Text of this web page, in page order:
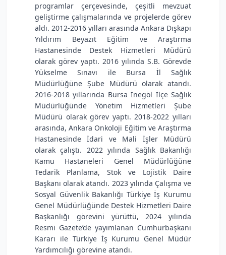
programlar çerçevesinde, çeşitli mevzuat
geliştirme çalışmalarında ve projelerde görev
aldı. 2012-2016 yılları arasında Ankara Dışkapı
Yıldırım Beyazıt Eğitim ve Araştırma
Hastanesinde Destek Hizmetleri Müdürü
olarak görev yaptı. 2016 yılında S.B. Görevde
Yükselme Sınavı ile Bursa İl Sağlık
Müdürlüğüne Şube Müdürü olarak atandı.
2016-2018 yıllarında Bursa İnegöl İlçe Sağlık
Müdürlüğünde Yönetim Hizmetleri Şube
Müdürü olarak görev yaptı. 2018-2022 yılları
arasında, Ankara Onkoloji Eğitim ve Araştırma
Hastanesinde İdari ve Mali İşler Müdürü
olarak çalıştı. 2022 yılında Sağlık Bakanlığı
Kamu Hastaneleri Genel Müdürlüğüne
Tedarik Planlama, Stok ve Lojistik Daire
Başkanı olarak atandı. 2023 yılında Çalışma ve
Sosyal Güvenlik Bakanlığı Türkiye İş Kurumu
Genel Müdürlüğünde Destek Hizmetleri Daire
Başkanlığı görevini yürüttü, 2024 yılında
Resmi Gazete’de yayımlanan Cumhurbaşkanı
Kararı ile Türkiye İş Kurumu Genel Müdür
Yardımcılığı görevine atandı.